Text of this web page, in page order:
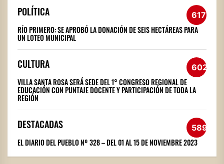
POLÍTICA 617
RÍO PRIMERO: SE APROBÓ LA DONACIÓN DE SEIS HECTÁREAS PARA
UN LOTEO MUNICIPAL
CULTURA 602
VILLA SANTA ROSA SERÁ SEDE DEL 1° CONGRESO REGIONAL DE
EDUCACIÓN CON PUNTAJE DOCENTE Y PARTICIPACIÓN DE TODA LA
REGIÓN
DESTACADAS 589
EL DIARIO DEL PUEBLO Nº 328 – DEL 01 AL 15 DE NOVIEMBRE 2023